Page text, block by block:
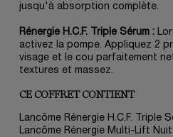
jusqu'à absorption complète.
Rénergie H.C.F. Triple Sérum :
activez la pompe. Appliquez 2
visage et le cou parfaitement
textures et massez.
CE COFFRET CONTIENT
Lancôme Rénergie H.C.F. Triple
Lancôme Rénergie Multi-Lift Nuit